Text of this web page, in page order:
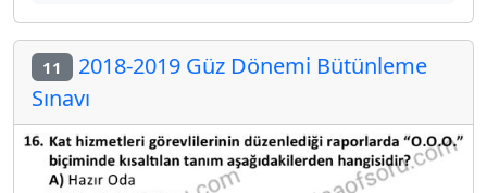
11 2018-2019 Güz Dönemi Bütünleme
Sınavı